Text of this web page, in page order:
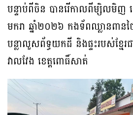
បន្ទាប់ពីចិន បានរើកាលពីម្សិលមិញ
មករា ឆ្នាំ២០២៦ កងទ័ពឈ្លានពាន
បន្លាលួសព័ទ្ធយកដី និងផ្ទះរបស់ខ្មែរ
វាលវែង ខេត្តពោធិ៍សាត់